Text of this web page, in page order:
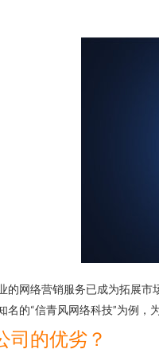
网络营销服务已成为拓展
的“信青风网络科技”为例
司的优劣？